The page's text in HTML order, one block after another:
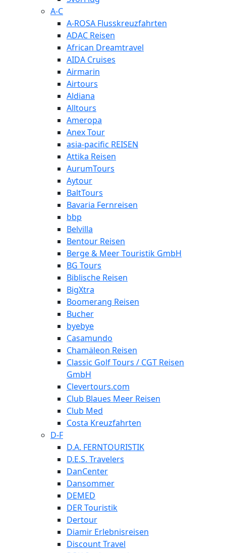
A-C
A-ROSA Flusskreuzfahrten
ADAC Reisen
African Dreamtravel
AIDA Cruises
Airmarin
Airtours
Aldiana
Alltours
Ameropa
Anex Tour
asia-pacific REISEN
Attika Reisen
AurumTours
Aytour
BaltTours
Bavaria Fernreisen
bbp
Belvilla
Bentour Reisen
Berge & Meer Touristik GmbH
BG Tours
Biblische Reisen
BigXtra
Boomerang Reisen
Bucher
byebye
Casamundo
Chamäleon Reisen
Classic Golf Tours / CGT Reisen
GmbH
Clevertours.com
Club Blaues Meer Reisen
Club Med
Costa Kreuzfahrten
D-F
D.A. FERNTOURISTIK
D.E.S. Travelers
DanCenter
Dansommer
DEMED
DER Touristik
Dertour
Diamir Erlebnisreisen
Discount Travel